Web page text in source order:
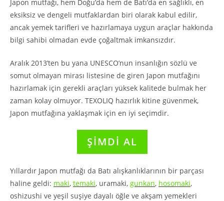
Japon mutfağı, hem Doğu’da hem de Batı’da en sağlıklı, en
eksiksiz ve dengeli mutfaklardan biri olarak kabul edilir,
ancak yemek tarifleri ve hazırlamaya uygun araçlar hakkında
bilgi sahibi olmadan evde çoğaltmak imkansızdır.
Aralık 2013’ten bu yana UNESCO’nun insanlığın sözlü ve
somut olmayan mirası listesine de giren Japon mutfağını
hazırlamak için gerekli araçları yüksek kalitede bulmak her
zaman kolay olmuyor. TEXOLIQ hazırlık kitine güvenmek,
Japon mutfağına yaklaşmak için en iyi seçimdir.
ŞİMDİ AL
Yıllardır Japon mutfağı da Batı alışkanlıklarının bir parçası
haline geldi: maki, temaki, uramaki, gunkan, hosomaki,
oshizushi ve yeşil suşiye dayalı öğle ve akşam yemekleri